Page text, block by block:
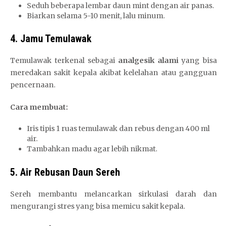
Seduh beberapa lembar daun mint dengan air panas.
Biarkan selama 5-10 menit, lalu minum.
4. Jamu Temulawak
Temulawak terkenal sebagai analgesik alami yang bisa
meredakan sakit kepala akibat kelelahan atau gangguan
pencernaan.
Cara membuat:
Iris tipis 1 ruas temulawak dan rebus dengan 400 ml
air.
Tambahkan madu agar lebih nikmat.
5. Air Rebusan Daun Sereh
Sereh membantu melancarkan sirkulasi darah dan
mengurangi stres yang bisa memicu sakit kepala.